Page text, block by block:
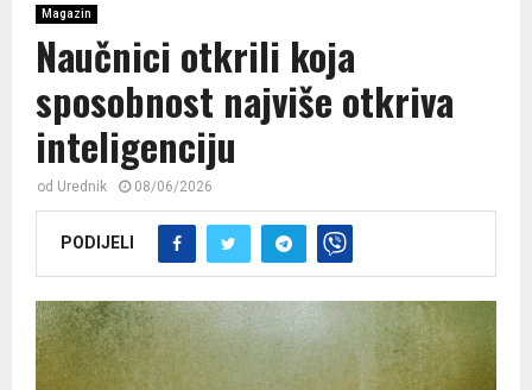
Magazin
Naučnici otkrili koja
sposobnost najviše otkriva
inteligenciju
od Urednik 08/06/2026
PODIJELI